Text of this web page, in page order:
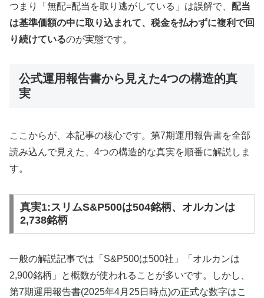
つまり「無配=配当を取り逃がしている」は誤解で、 配当
は基準価額の中に取り込まれて、税金を払わずに複利で回
り続けているのが実態です。
公式運用報告書から見えた4つの構造的真
実
ここからが、本記事の核心です。第7期運用報告書を全部
読み込んで見えた、4つの構造的な真実を順番に解説しま
す。
真実1:スリムS&P500は504銘柄、オルカンは
2,738銘柄
一般の解説記事では「S&P500は500社」「オルカンは
2,900銘柄」と概数が使われることが多いです。しかし、
第7期運用報告書(2025年4月25日時点)の正式な数字はこ